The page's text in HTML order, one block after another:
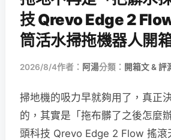
技 Qrevo Edge 2
筒活水掃拖機器人開
2026/8/4作者： 阿湯分類： 開箱文 & 評
掃地機的吸力早就夠用了，真正
的，其實是「拖布髒了之後怎麼
頭科技 Qrevo Edge 2 Flow 搖